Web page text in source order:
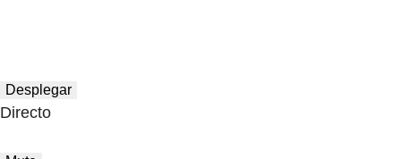
Desplegar
Directo